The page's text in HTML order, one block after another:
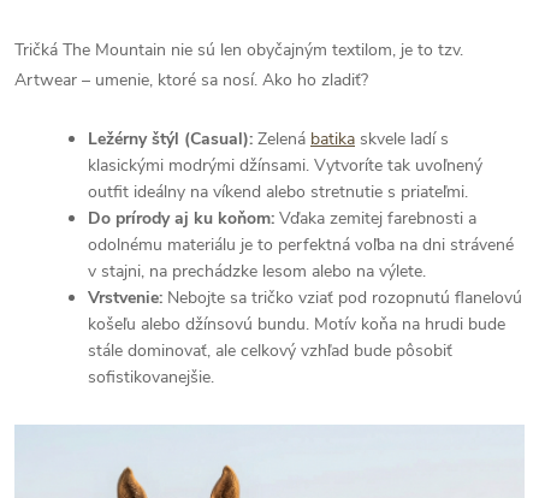
Tričká The Mountain nie sú len obyčajným textilom, je to tzv.
Artwear – umenie, ktoré sa nosí. Ako ho zladiť?
Ležérny štýl (Casual): Zelená batika skvele ladí s
klasickými modrými džínsami. Vytvoríte tak uvoľnený
outfit ideálny na víkend alebo stretnutie s priateľmi.
Do prírody aj ku koňom: Vďaka zemitej farebnosti a
odolnému materiálu je to perfektná voľba na dni strávené
v stajni, na prechádzke lesom alebo na výlete.
Vrstvenie: Nebojte sa tričko vziať pod rozopnutú flanelovú
košeľu alebo džínsovú bundu. Motív koňa na hrudi bude
stále dominovať, ale celkový vzhľad bude pôsobiť
sofistikovanejšie.